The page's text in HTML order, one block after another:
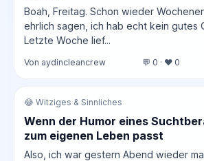
Boah, Freitag. Schon wieder
ehrlich sagen, ich hab echt kein gutes
Letzte Woche lief...
Von aydincleancrew 💬 0 · ❤️ 0
😂 Witziges & Sinnliches
Wenn der Humor eines
zum eigenen Leben passt
Also, ich war gestern Abend wieder